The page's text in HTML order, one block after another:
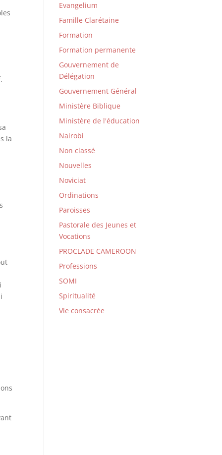
la
Evangelium
Famille Clarétaine
Formation
Formation permanente
Gouvernement de
Délégation
Gouvernement Général
Ministère Biblique
Ministère de l'éducation
Nairobi
Non classé
Nouvelles
Noviciat
Ordinations
Paroisses
Pastorale des Jeunes et
Vocations
PROCLADE CAMEROON
Professions
SOMI
Spiritualité
Vie consacrée